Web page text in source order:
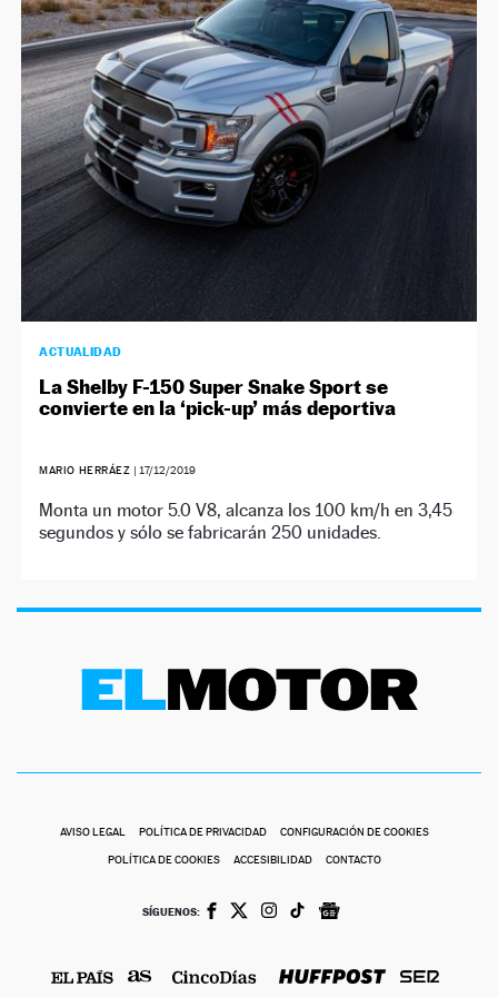
NEWSLETTER
SÍGUENOS
ACTUALIDAD
La Shelby F-150 Super Snake Sport se
convierte en la ‘pick-up’ más deportiva
MARIO HERRÁEZ | 17/12/2019
Monta un motor 5.0 V8, alcanza los 100 km/h en 3,45
segundos y sólo se fabricarán 250 unidades.
AVISO LEGAL POLÍTICA DE PRIVACIDAD CONFIGURACIÓN DE COOKIES
POLÍTICA DE COOKIES ACCESIBILIDAD CONTACTO
SÍGUENOS: